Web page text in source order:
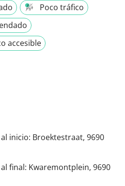
Poco tráfico
accesible
inicio: Broektestraat, 9690
final: Kwaremontplein, 9690